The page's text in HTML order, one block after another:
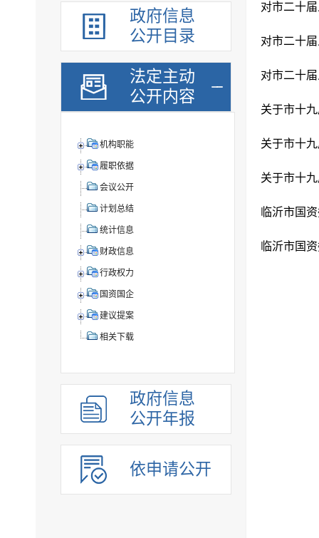
政府信息
公开目录
法定主动
公开内容
机构职能
履职依据
会议公开
计划总结
统计信息
财政信息
行政权力
国资国企
建议提案
相关下载
政府信息
公开年报
依申请公开
对市二十
对市二十
对市二十
关于市十
关于市十
关于市十